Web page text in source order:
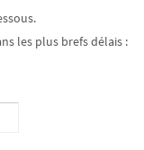
les plus brefs délais :